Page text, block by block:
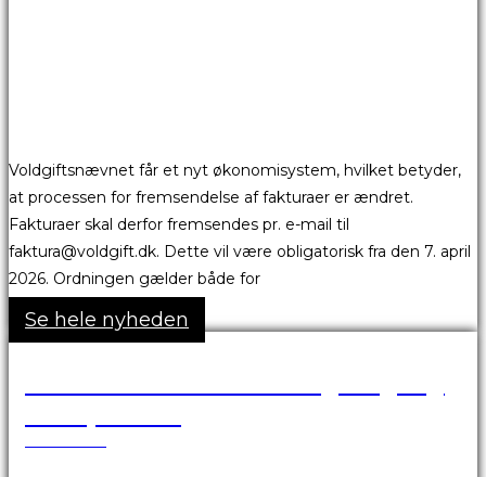
Voldgiftsnævnet får et nyt økonomisystem, hvilket betyder,
at processen for fremsendelse af fakturaer er ændret.
Fakturaer skal derfor fremsendes pr. e-mail til
faktura@voldgift.dk. Dette vil være obligatorisk fra den 7. april
2026. Ordningen gælder både for
Se hele nyheden